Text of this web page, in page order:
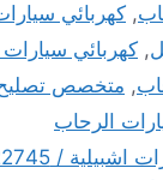
, كهربائي
, كهربائي
, متخصص تصليح
الرحاب